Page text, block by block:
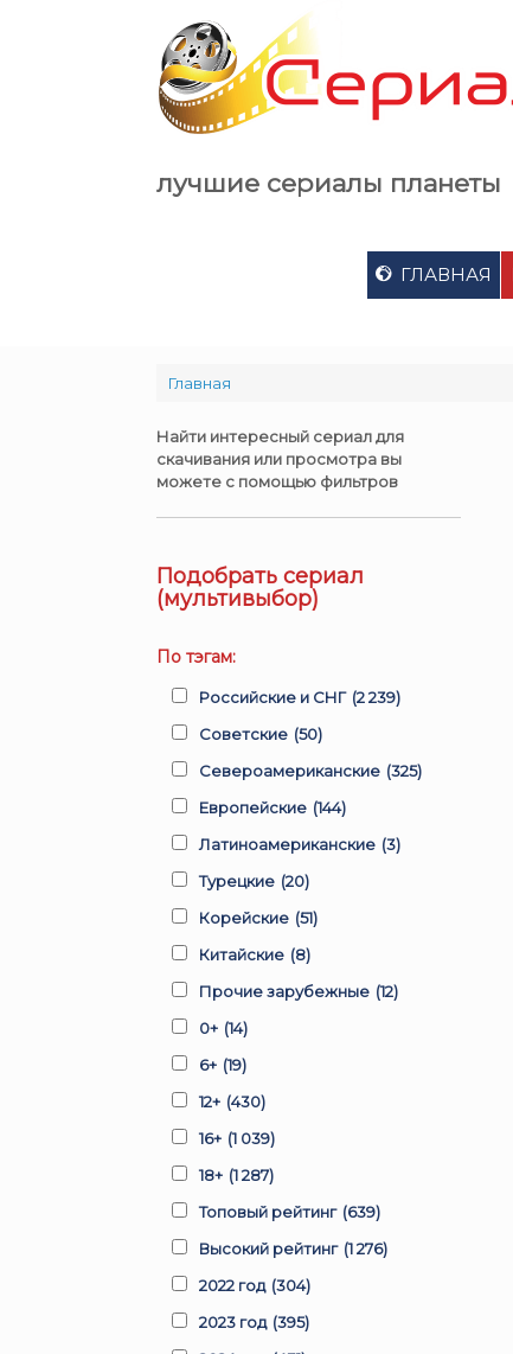
лучшие сериалы планеты
ГЛАВНАЯ
Главная
Найти интересный сериал для
скачивания или просмотра вы
можете с помощью фильтров
Подобрать сериал
(мультивыбор)
По тэгам:
Российские и СНГ (2 239)
Советские (50)
Североамериканские (325)
Европейские (144)
Латиноамериканские (3)
Турецкие (20)
Корейские (51)
Китайские (8)
Прочие зарубежные (12)
0+ (14)
6+ (19)
12+ (430)
16+ (1 039)
18+ (1 287)
Топовый рейтинг (639)
Высокий рейтинг (1 276)
2022 год (304)
2023 год (395)